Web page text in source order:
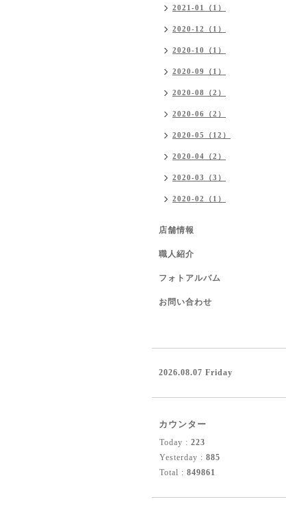
2021-01（1）
2020-12（1）
2020-10（1）
2020-09（1）
2020-08（2）
2020-06（2）
2020-05（12）
2020-04（2）
2020-03（3）
2020-02（1）
店舗情報
職人紹介
フォトアルバム
お問い合わせ
2026.08.07 Friday
カウンター
Today : 223
Yesterday : 885
Total : 849861